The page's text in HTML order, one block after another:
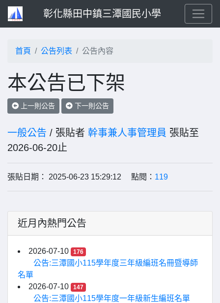
彰化縣田中鎮三潭國民小學
首頁 公告列表 公告內容
本公告已下架
上一則公告 下一則公告
一般公告 / 張貼者 幹事兼人事管理員 張貼至
2026-06-20止
張貼日期： 2025-06-23 15:29:12 點閱： 119
近月內熱門公告
2026-07-10 176
公告:三潭國小115學年度三年級編班名冊暨導師
名單
2026-07-10
147
公告:三潭國小115學年度一年級新生編班名單